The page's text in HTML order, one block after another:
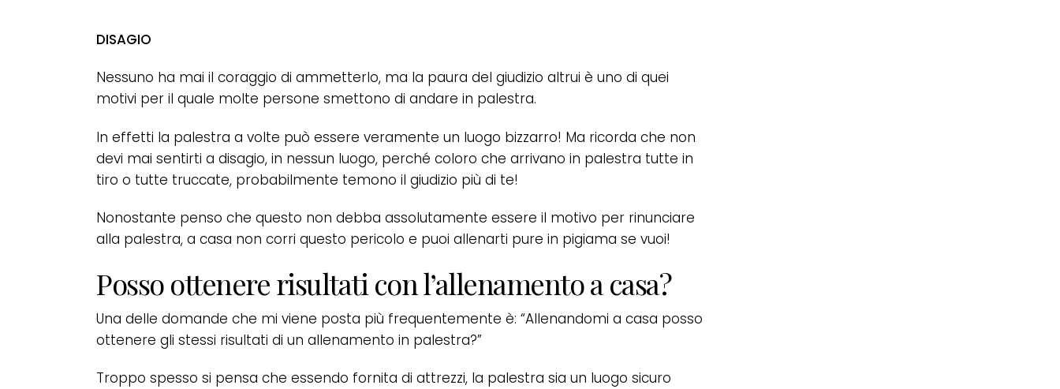
DISAGIO
Nessuno ha mai il coraggio di ammetterlo, ma la paura del giudizio altrui è uno di quei
motivi per il quale molte persone smettono di andare in palestra.
In effetti la palestra a volte può essere veramente un luogo bizzarro! Ma ricorda che non
devi mai sentirti a disagio, in nessun luogo, perché coloro che arrivano in palestra tutte in
tiro o tutte truccate, probabilmente temono il giudizio più di te!
Nonostante penso che questo non debba assolutamente essere il motivo per rinunciare
alla palestra, a casa non corri questo pericolo e puoi allenarti pure in pigiama se vuoi!
Posso ottenere risultati con l’allenamento a casa?
Una delle domande che mi viene posta più frequentemente è: “Allenandomi a casa posso
ottenere gli stessi risultati di un allenamento in palestra?”
Troppo spesso si pensa che essendo fornita di attrezzi, la palestra sia un luogo sicuro